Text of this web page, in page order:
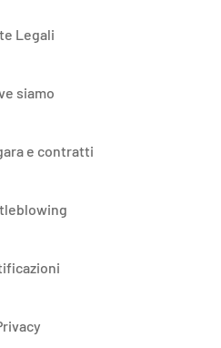
Legali
siamo
e contratti